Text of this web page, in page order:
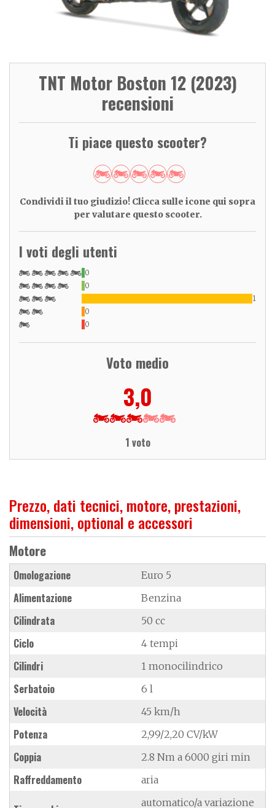
TNT Motor Boston 12 (2023)
recensioni
Ti piace questo scooter?
Condividi il tuo giudizio! Clicca sulle icone qui sopra
per valutare questo scooter.
I voti degli utenti
0
0
1
0
0
Voto medio
3,0
1 voto
Prezzo, dati tecnici, motore, prestazioni,
dimensioni, optional e accessori
Motore
Omologazione Euro 5
Alimentazione Benzina
Cilindrata 50 cc
Ciclo 4 tempi
Cilindri 1 monocilindrico
Serbatoio 6 l
Velocità 45 km/h
Potenza 2,99/2,20 CV/kW
Coppia 2.8 Nm a 6000 giri min
Raffreddamento aria
automatico/a variazione